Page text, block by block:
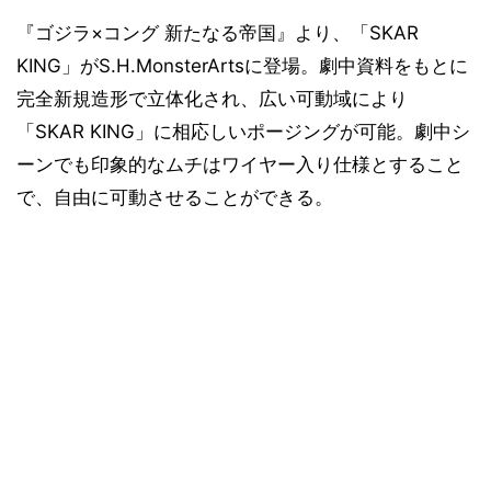
『ゴジラ×コング 新たなる帝国』より、「SKAR
KING」がS.H.MonsterArtsに登場。劇中資料をもとに
完全新規造形で立体化され、広い可動域により
「SKAR KING」に相応しいポージングが可能。劇中シ
ーンでも印象的なムチはワイヤー入り仕様とすること
で、自由に可動させることができる。